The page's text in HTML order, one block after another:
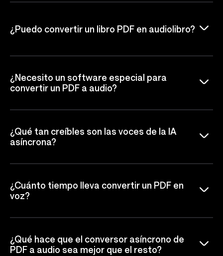
¿Puedo convertir un libro PDF en audiolibro?
¿Necesito un software especial para
convertir un PDF a audio?
¿Qué tan creíbles son las voces de la IA
asíncrona?
¿Cuánto tiempo lleva convertir un PDF en
voz?
¿Qué hace que el conversor asíncrono de
PDF a audio sea mejor que el resto?